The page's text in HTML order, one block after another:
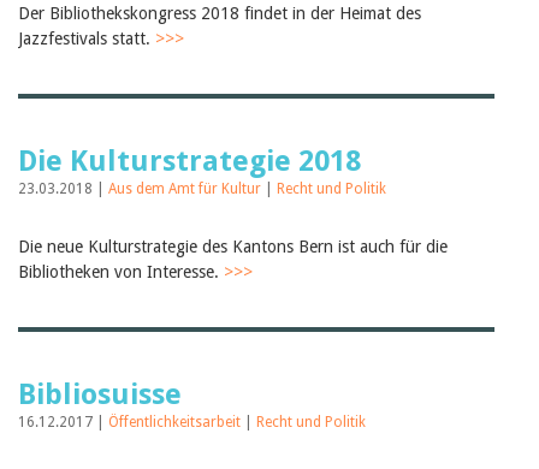
Der Bibliothekskongress 2018 findet in der Heimat des
Jazzfestivals statt. >>>
Die Kulturstrategie 2018
23.03.2018 | Aus dem Amt für Kultur Recht und Politik
Die neue Kulturstrategie des Kantons Bern ist auch für die
Bibliotheken von Interesse. >>>
Bibliosuisse
16.12.2017 | Öffentlichkeitsarbeit Recht und Politik